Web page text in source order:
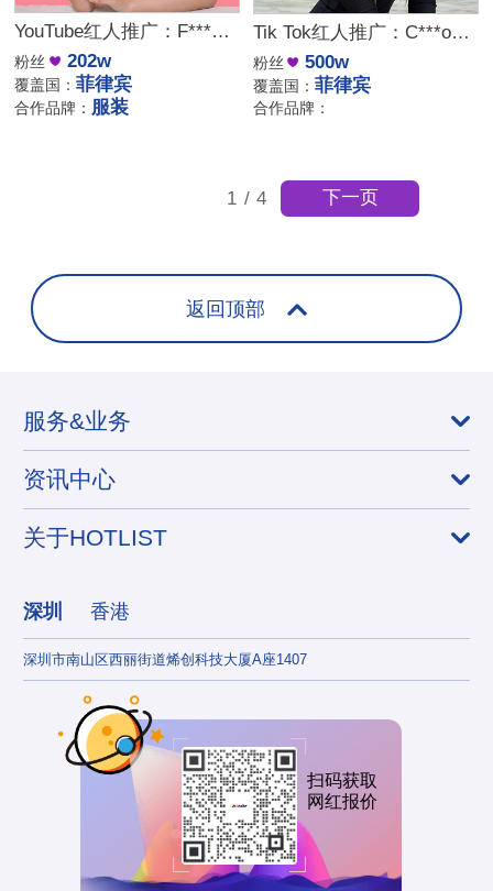
YouTube红人推广：F***L｜ 菲律宾 生活娱乐
粉丝 202w
覆盖国：菲律宾
合作品牌： 服装
Tik Tok红人推广：C***o｜菲律宾 娱乐生活
粉丝 500w
覆盖国：菲律宾
合作品牌：
1 / 4 下一页
返回顶部
服务&业务
资讯中心
关于HOTLIST
深圳 香港
深圳市南山区西丽街道烯创科技大厦A座1407
扫码获取
网红报价